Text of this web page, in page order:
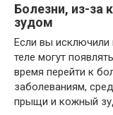
Болезни, из-за
зудом
Если вы
теле могут
время перейти к
заболеваниям,
прыщи и кожный